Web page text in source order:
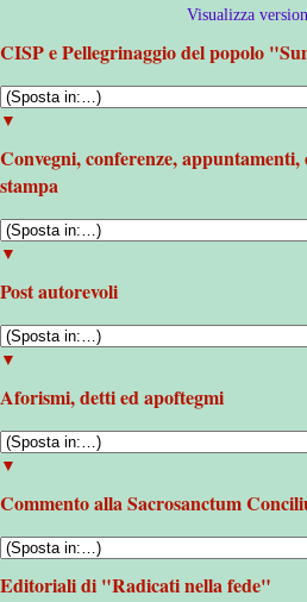
Visualizza
CISP e Pellegrinaggio del popolo
▼
Convegni, conferenze,
stampa
▼
Post autorevoli
▼
Aforismi, detti ed apoftegmi
▼
Commento alla Sacrosanctum
Editoriali di "Radicati nella fede"